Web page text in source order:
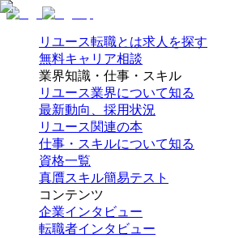
リユース転職とは求人を探す
無料キャリア相談
業界知識・仕事・スキル
リユース業界について知る
最新動向、採用状況
リユース関連の本
仕事・スキルについて知る
資格一覧
真贋スキル簡易テスト
コンテンツ
企業インタビュー
転職者インタビュー